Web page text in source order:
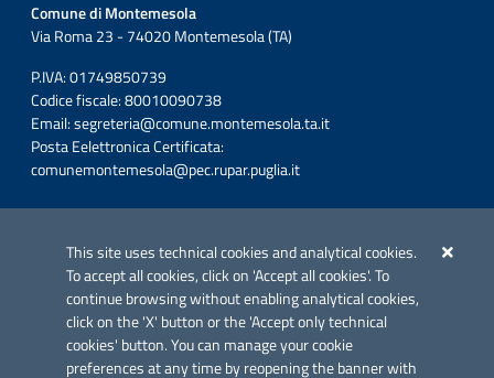
This site uses technical cookies and analytical cookies.
To accept all cookies, click on 'Accept all cookies'. To
continue browsing without enabling analytical cookies,
click on the 'X' button or the 'Accept only technical
cookies' button. You can manage your cookie
preferences at any time by reopening the banner with
Comune di Montemesola
Via Roma 23 - 74020 Montemesola (TA)
P.IVA: 01749850739
Codice fiscale: 80010090738
Email:segreteria@comune.montemesola.ta.it
Posta Eelettronica Certificata:
comunemontemesola@pec.rupar.puglia.it
Azione 2.3.